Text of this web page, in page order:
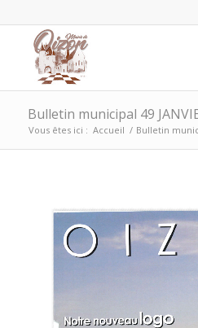
Bulletin municipal 49
Vous êtes ici : Accueil / Bulletin